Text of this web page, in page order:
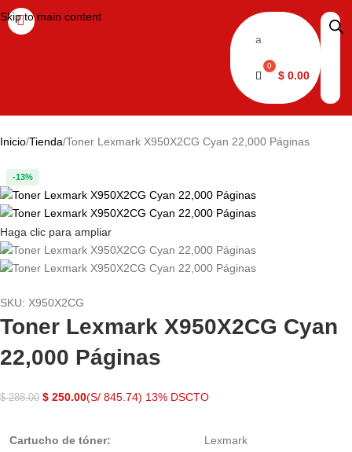
Skip to main content
a
$ 0.00
Inicio Tienda Toner Lexmark X950X2CG Cyan 22,000 Páginas
-13%
Haga clic para ampliar
SKU: X950X2CG
Toner Lexmark X950X2CG Cyan
22,000 Páginas
$288.00 $ 250.00(S/ 845.74) 13% DSCTO
Cartucho de tóner: Lexmark